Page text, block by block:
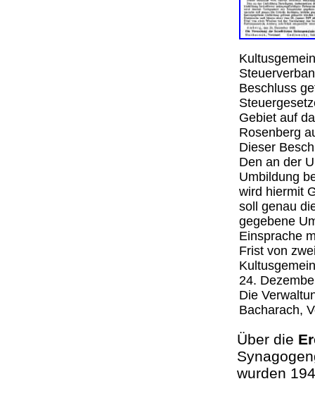
Beschluss
Gebiet auf
Rosenberg
Dieser
Den an der
Umbildung
wird hiermit
soll genau
gegebene
Einsprache
Frist von
24.
Die
Bacharach,
Über die
wurden